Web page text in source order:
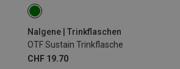
Nalgene | Trinkflaschen
OTF Sustain Trinkflasche
CHF 19.70
0.65L